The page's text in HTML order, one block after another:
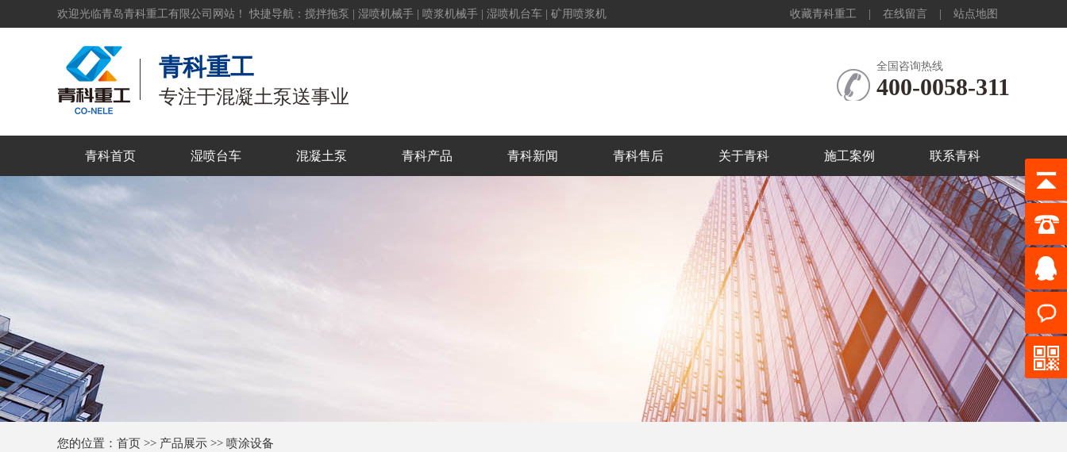
收藏青科重工 在线留言 站点地图
欢迎光临青岛青科重工有限公司网站！ 快捷导航： 搅拌拖泵 湿喷机械手 喷浆机械手 湿喷机台车 矿用喷浆机
青科重工
专注于混凝土泵送事业
全国咨询热线
400-0058-311
青科首页 湿喷台车 混凝土泵 青科产品 青科新闻 青科售后 关于青科 施工案例 联系青科
您的位置： 首页 >> 产品展示 >> 喷涂设备